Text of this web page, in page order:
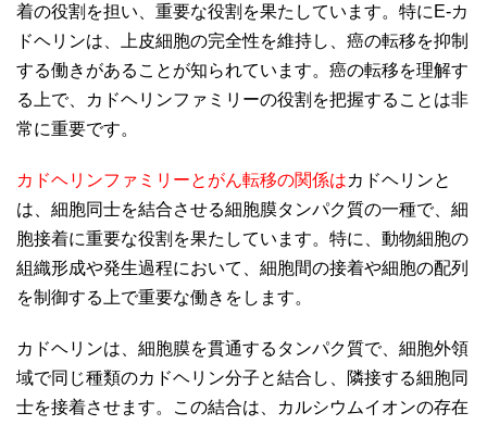
着の役割を担い、重要な役割を果たしています。特にE-カ
ドヘリンは、上皮細胞の完全性を維持し、癌の転移を抑制
する働きがあることが知られています。癌の転移を理解す
る上で、カドヘリンファミリーの役割を把握することは非
常に重要です。
カドヘリンファミリーとがん転移の関係はカドヘリンと
は、細胞同士を結合させる細胞膜タンパク質の一種で、細
胞接着に重要な役割を果たしています。特に、動物細胞の
組織形成や発生過程において、細胞間の接着や細胞の配列
を制御する上で重要な働きをします。
カドヘリンは、細胞膜を貫通するタンパク質で、細胞外領
域で同じ種類のカドヘリン分子と結合し、隣接する細胞同
士を接着させます。この結合は、カルシウムイオンの存在